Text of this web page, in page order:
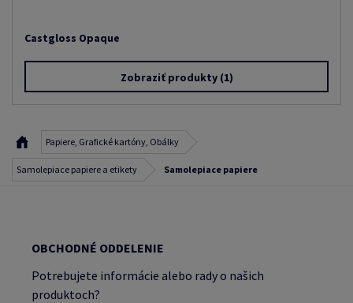
Castgloss Opaque
Zobraziť produkty(1)
Papiere, Grafické kartóny, Obálky
Samolepiace papiere a etikety Samolepiace papiere
OBCHODNÉ ODDELENIE
Potrebujete informácie alebo rady o našich
produktoch?